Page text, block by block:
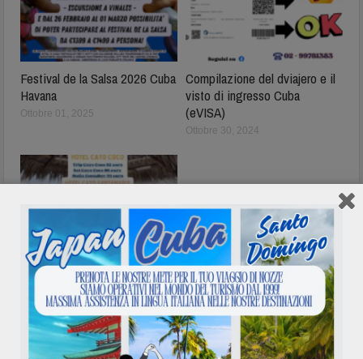
Festival de la Salsa 2026 Cuba
Havana
Ottobre 01, 2025
Compilazione del dviajero e il
visto di ingresso Cuba
(eVISA)
Ottobre 30, 2024
Hotel Cayo Coco – Hotel
Cayo Santa Maria – Hotel
Cayo Guillermo
Ottobre 08, 2024